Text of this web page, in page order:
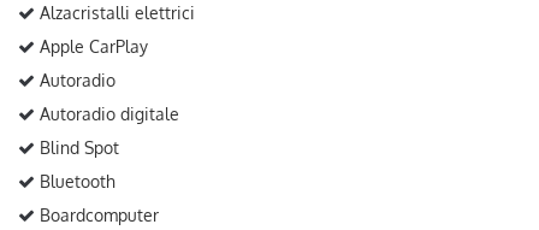
Alzacristalli elettrici
Apple CarPlay
Autoradio
Autoradio digitale
Blind Spot
Bluetooth
Boardcomputer